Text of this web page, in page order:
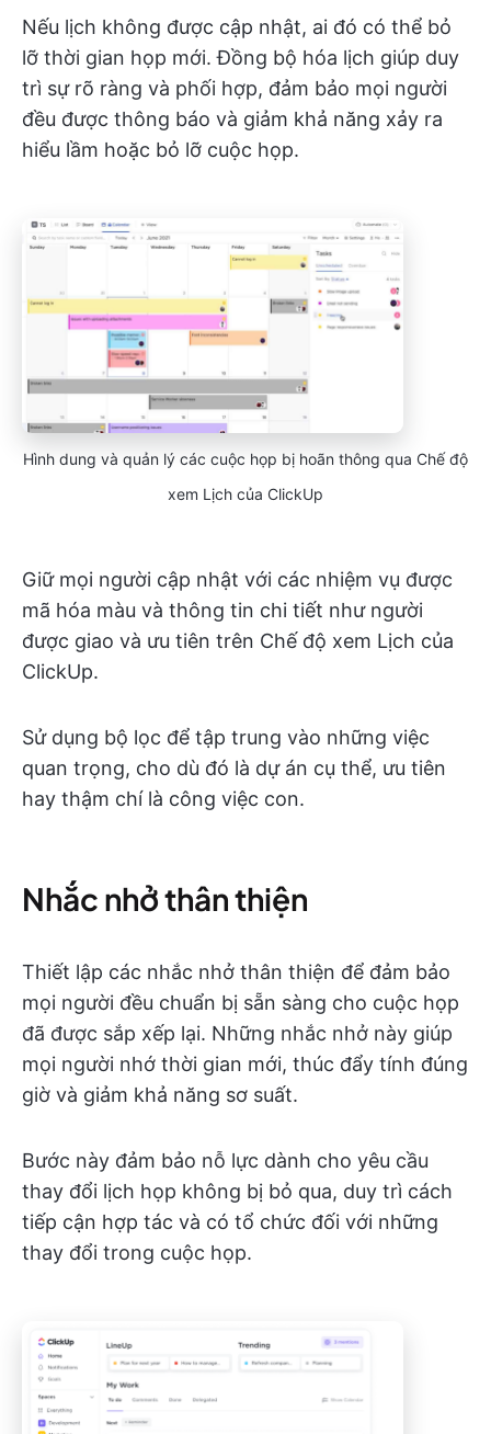
Nếu lịch không được cập nhật, ai đó có thể bỏ
lỡ thời gian họp mới. Đồng bộ hóa lịch giúp duy
trì sự rõ ràng và phối hợp, đảm bảo mọi người
đều được thông báo và giảm khả năng xảy ra
hiểu lầm hoặc bỏ lỡ cuộc họp.
Hình dung và quản lý các cuộc họp bị hoãn thông qua Chế độ
xem Lịch của ClickUp
Giữ mọi người cập nhật với các nhiệm vụ được
mã hóa màu và thông tin chi tiết như người
được giao và ưu tiên trên Chế độ xem Lịch của
ClickUp.
Sử dụng bộ lọc để tập trung vào những việc
quan trọng, cho dù đó là dự án cụ thể, ưu tiên
hay thậm chí là công việc con.
Nhắc nhở thân thiện
Thiết lập các nhắc nhở thân thiện để đảm bảo
mọi người đều chuẩn bị sẵn sàng cho cuộc họp
đã được sắp xếp lại. Những nhắc nhở này giúp
mọi người nhớ thời gian mới, thúc đẩy tính đúng
giờ và giảm khả năng sơ suất.
Bước này đảm bảo nỗ lực dành cho yêu cầu
thay đổi lịch họp không bị bỏ qua, duy trì cách
tiếp cận hợp tác và có tổ chức đối với những
thay đổi trong cuộc họp.